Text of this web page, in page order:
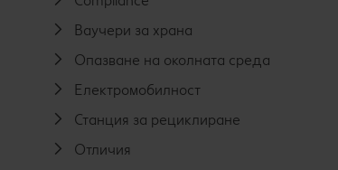
Ваучери за храна
Опазване на околната среда
Електромобилност
Станция за рециклиране
Отличия